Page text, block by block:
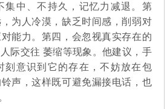
集中、不持久，记忆力减退。第
为人冷漠，缺乏时间感，削弱对
能力。第四，会忽视真实存在的
际交往 萎缩等现象。他建议，手
刻意识到它的存在，不妨放在包
声，这样既可避免漏接电话，也